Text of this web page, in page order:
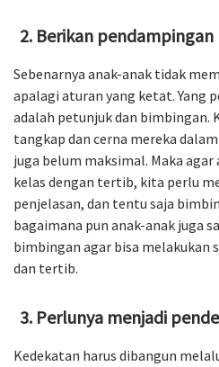
Berikan pendampingan
Sebenarnya anak-anak tidak
apalagi aturan yang ketat. Yang
adalah petunjuk dan bimbingan.
tangkap dan cerna mereka
juga belum maksimal. Maka agar
kelas dengan tertib, kita perlu
penjelasan, dan tentu saja
bagaimana pun anak-anak juga
bimbingan agar bisa melakukan
dan tertib.
Perlunya menjadi
Kedekatan harus dibangun